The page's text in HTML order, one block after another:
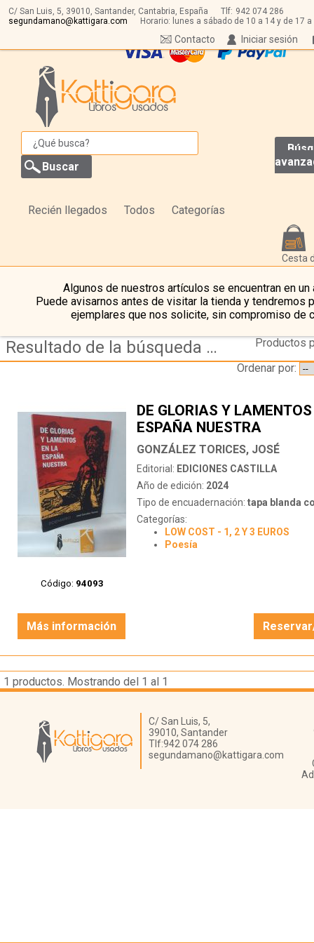
C/ San Luis, 5, 39010, Santander, Cantabria, España Tlf: 942 074 286
segundamano@kattigara.com
Horario: lunes a sábado de 10 a 14 y de 17 a
Iniciar sesión
Contacto
Recién llegados Todos Categorías
Cesta
Algunos de nuestros artículos se encuentran en un
Puede avisarnos antes de visitar la tienda y tendremos
ejemplares que nos solicite, sin compromiso de
Resultado de la búsqueda de autor gonzalez torices jose
Productos
Ordenar por:
Código: 94093
DE GLORIAS Y
ESPAÑA NUESTRA
GONZÁLEZ TORICES, JOSÉ
Editorial: EDICIONES CASTILLA
Año de edición: 2024
Tipo de encuadernación: tapa blanda
Categorías:
LOW COST - 1, 2 Y 3 EUROS
Poesía
Más información
1 productos. Mostrando del 1 al 1
Librería Kattigara
C/ San Luis, 5,
39010, Santander
Tlf:942 074 286
segundamano@kattigara.com